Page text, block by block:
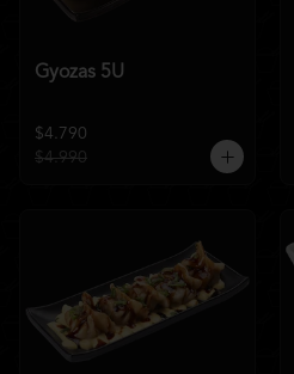
Gyozas 5U
$4.790
$4.990